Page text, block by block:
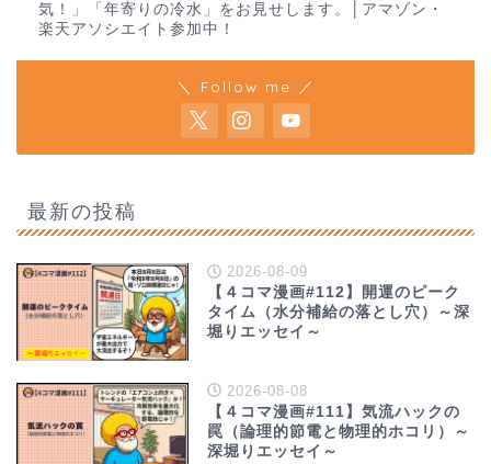
気！」「年寄りの冷水」をお見せします。│アマゾン・
楽天アソシエイト参加中！
＼ Follow me ／
最新の投稿
2026-08-09
【４コマ漫画#112】開運のピーク
タイム（水分補給の落とし穴）～深
堀りエッセイ～
2026-08-08
【４コマ漫画#111】気流ハックの
罠（論理的節電と物理的ホコリ）～
深堀りエッセイ～